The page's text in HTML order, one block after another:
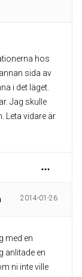
hos
sida av
i det läget.
Jag skulle
Leta vidare är
2014-01-26
med en
anlitade en
ni inte ville